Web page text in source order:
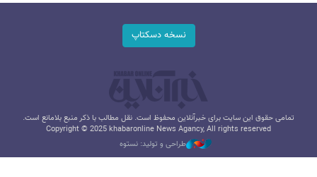
نسخه دسکتاپ
تمامی حقوق این سایت برای خبرآنلاین محفوظ است. نقل مطالب با ذکر منبع بلامانع است.
Copyright © 2025 khabaronline News Agancy, All rights reserved
طراحی و تولید: نستوه